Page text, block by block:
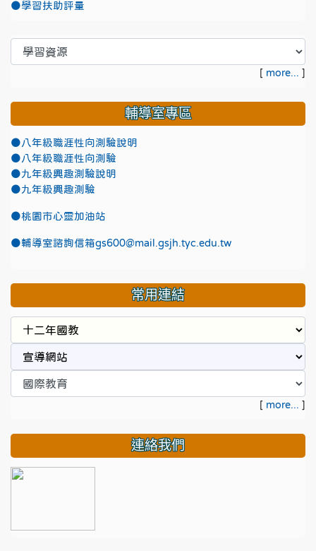
●學習扶助評量
[ more... ]
輔導室專區
●八年級職涯性向測驗說明
●八年級職涯性向測驗
●九年級興趣測驗說明
●九年級興趣測驗
●桃園市心靈加油站
●輔導室諮詢信箱gs600@mail.gsjh.tyc.edu.tw
常用連結
[ more... ]
連絡我們